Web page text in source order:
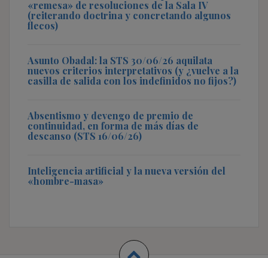
«remesa» de resoluciones de la Sala IV
(reiterando doctrina y concretando algunos
flecos)
Asunto Obadal: la STS 30/06/26 aquilata
nuevos criterios interpretativos (y ¿vuelve a la
casilla de salida con los indefinidos no fijos?)
Absentismo y devengo de premio de
continuidad, en forma de más días de
descanso (STS 16/06/26)
Inteligencia artificial y la nueva versión del
«hombre-masa»